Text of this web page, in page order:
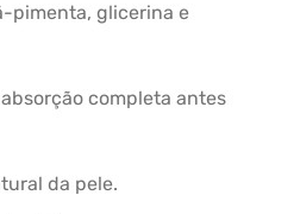
pimenta, glicerina e
completa antes
da pele.